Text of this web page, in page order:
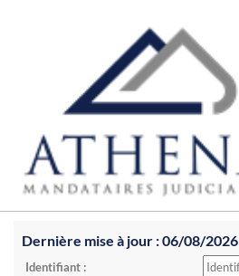
Dernière mise à jour : 06/08/2026
Identifiant :